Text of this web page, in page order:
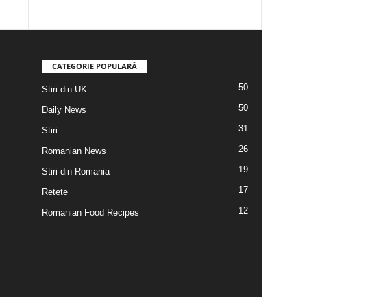
CATEGORIE POPULARĂ
Stiri din UK 50
Daily News 50
Stiri 31
Romanian News 26
Stiri din Romania 19
Retete 17
Romanian Food Recipes 12